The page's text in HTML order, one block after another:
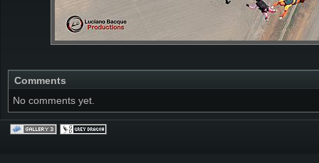
Comments
No comments yet.